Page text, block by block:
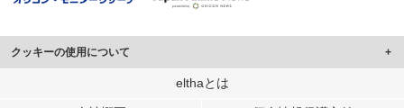
クッキーの使用について
このサイトでは Cookie を使用して、ユーザーに合わせたコンテンツや広告の
elthaとは